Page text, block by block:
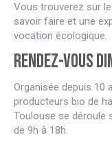
Vous trouverez sur
savoir faire et une
vocation écologique.
Rendez-vous
Organisée depuis 10
producteurs bio de
Toulouse se déroule
de 9h à 18h.